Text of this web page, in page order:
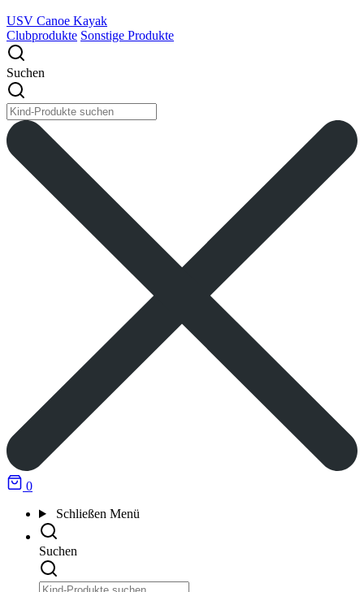
USV Canoe Kayak
Clubprodukte Sonstige Produkte
Suchen
0
Schließen Menü
Suchen